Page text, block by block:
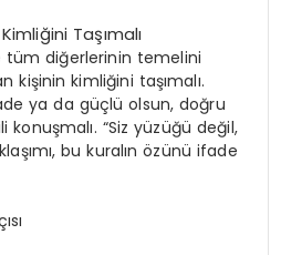
Taşımalı
tüm diğerlerinin temelini
kişinin kimliğini taşımalı.
ya da güçlü olsun, doğru
konuşmalı. “Siz yüzüğü değil,
bu kuralın özünü ifade